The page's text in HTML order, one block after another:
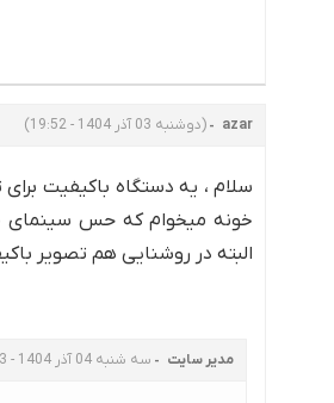
azar (دوشنبه 03 آذر 1404 - 19:52)
سلام ، یه دستگاه باکیفیت برای
خونه میخوام که حس سینمای
البته در روشنایی هم تصویر
مدیر سایت سه شنبه 04 آذر 1404 - 12:33